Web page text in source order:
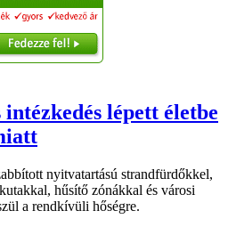
intézkedés lépett életbe
nyitvatartású strandfürdőkkel,
hűsítő zónákkal és városi
a rendkívüli hőségre.